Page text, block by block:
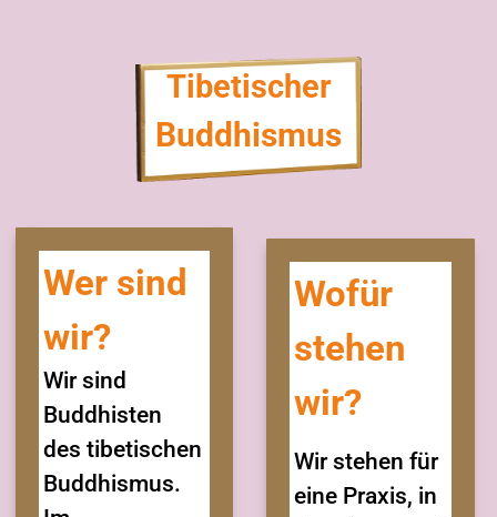
Tibetischer
Buddhismus
Wer sind
wir?
Wir sind
Buddhisten
des tibetischen
Buddhismus.
Wofür
stehen
wir?
Wir stehen für
eine Praxis, in